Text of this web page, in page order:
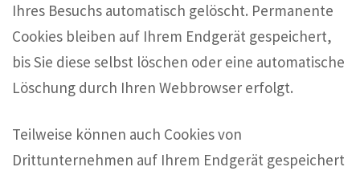
Ihres Besuchs automatisch gelöscht. Permanente
Cookies bleiben auf Ihrem Endgerät gespeichert,
bis Sie diese selbst löschen oder eine automatische
Löschung durch Ihren Webbrowser erfolgt.
Teilweise können auch Cookies von
Drittunternehmen auf Ihrem Endgerät gespeichert